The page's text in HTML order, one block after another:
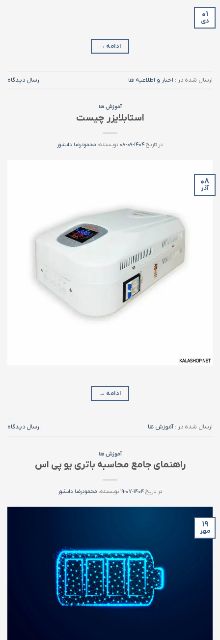
۰۱
دی
ادامه →
ارسال شده در : اخبار و اطلاعیه ها ارسال دیدگاه
آموزش ها
استابلایزر چیست
در تاریخ ۱۴۰۴-۰۹-۰۸ نویسنده: محمودرضا دانشور
۰۸
آذر
ادامه →
ارسال شده در :آموزش ها ارسال دیدگاه
آموزش ها
راهنمای جامع محاسبه باتری یو پی ‌اس
در تاریخ۱۴۰۴-۰۷-۱۹ نویسنده: محمودرضا دانشور
۱۹
مهر